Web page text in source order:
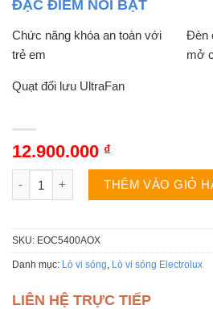
ĐẶC ĐIỂM NỔI BẬT
Chức năng khóa an toàn với
trẻ em
Đèn
mở
Quạt đối lưu UltraFan
12.900.000 ₫
Lò nướng Electrolux EOC5400AOX
THÊM VÀO GIỎ
SKU: EOC5400AOX
Danh mục: Lò vi sóng Lò vi sóng Electrolux
LIÊN HỆ TRỰC TIẾP